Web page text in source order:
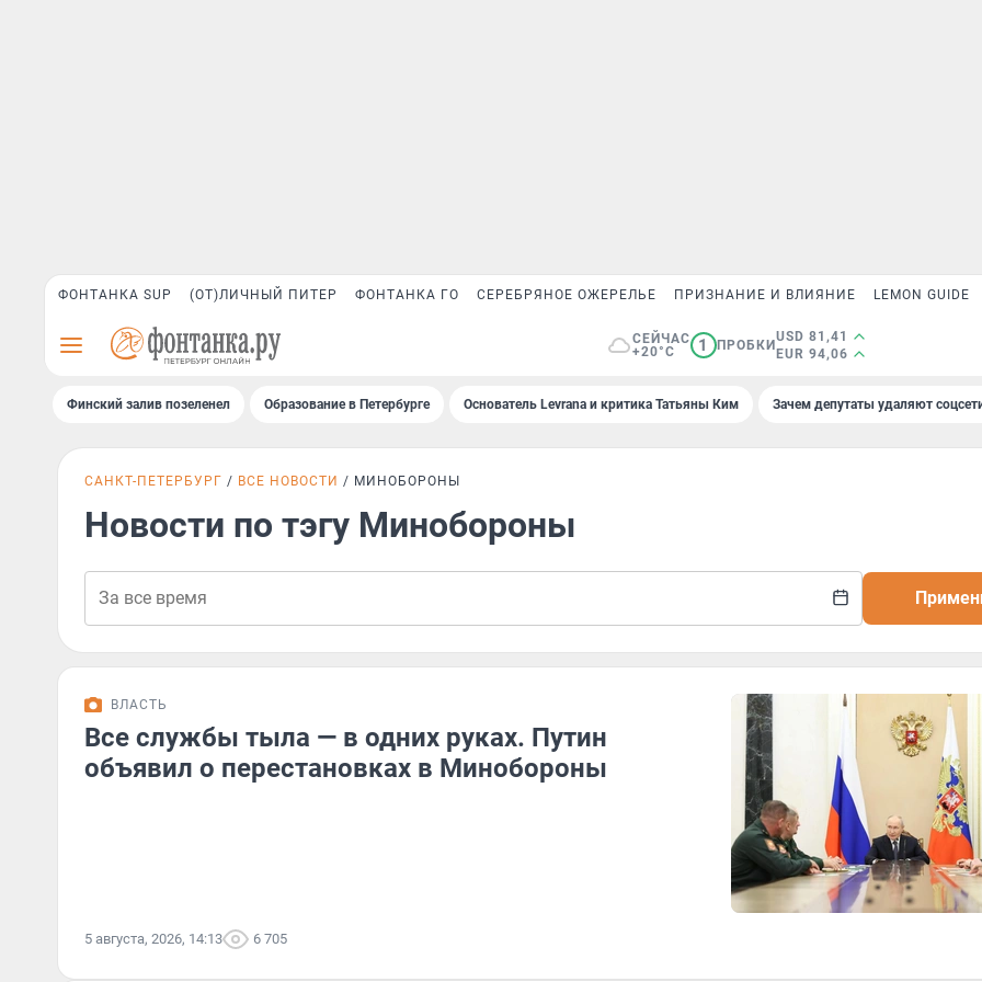
ФОНТАНКА SUP (ОТ)ЛИЧНЫЙ ПИТЕР ФОНТАНКА ГО СЕРЕБРЯНОЕ ОЖЕРЕЛЬЕ ПРИЗНАНИЕ И ВЛИЯНИЕ LEMON GUIDE
СЕЙЧАС
+20°C
1 ПРОБКИ
USD 81,41
EUR 94,06
Финский залив позеленел Образование в Петербурге Основатель Levrana и критика Татьяны Ким Зачем депутаты удаляют
САНКТ-ПЕТЕРБУРГ ВСЕ НОВОСТИ МИНОБОРОНЫ
Новости по тэгу Минобороны
ВЛАСТЬ
Все службы тыла — в одних руках. Путин
объявил о перестановках в Минобороны
5 августа, 2026, 14:13 6 705